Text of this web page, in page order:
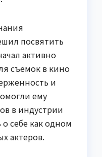
посвятить
активно
съемок в кино
и
ему
в индустрии
себе как одном
актеров.